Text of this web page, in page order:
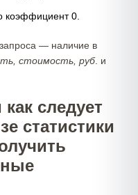
коэффициент 0.
— наличие в
стоимость, руб. и
следует
статистики